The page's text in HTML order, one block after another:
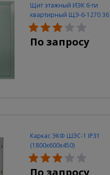
Щит этажный ИЭК 6-ти
квартирный ЩЭ-6-1270 36
УХЛ3
По запросу
Каркас ЭКФ ШЭС-1 IP31
(1800х600х450)
По запросу